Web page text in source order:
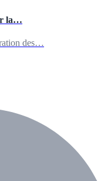
la…
des…